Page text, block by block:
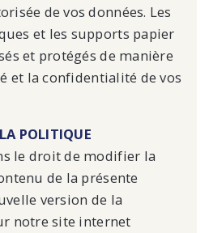
de vos données. Les
et les supports papier
et protégés de manière
et la confidentialité de vos
POLITIQUE
le droit de modifier la
de la présente
version de la
notre site internet